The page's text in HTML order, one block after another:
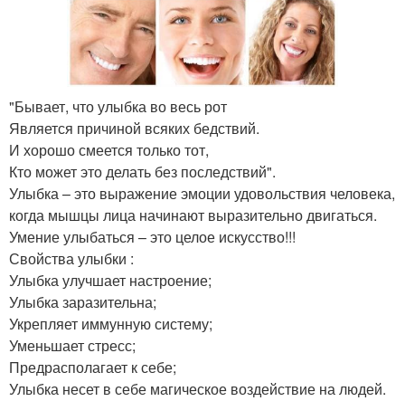
"Бывает, что улыбка во весь рот
Является причиной всяких бедствий.
И хорошо смеется только тот,
Кто может это делать без последствий".
Улыбка – это выражение эмоции удовольствия человека,
когда мышцы лица начинают выразительно двигаться.
Умение улыбаться – это целое искусство!!!
Свойства улыбки :
Улыбка улучшает настроение;
Улыбка заразительна;
Укрепляет иммунную систему;
Уменьшает стресс;
Предрасполагает к себе;
Улыбка несет в себе магическое воздействие на людей.